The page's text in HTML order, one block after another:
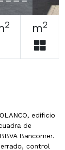
2 m2
edificio
de
Bancomer.
control